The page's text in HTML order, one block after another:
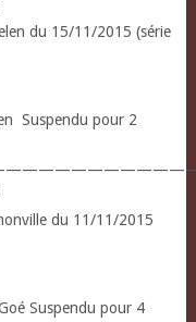
du 15/11/2015 (série
Suspendu pour 2
du 11/11/2015
Suspendu pour 4